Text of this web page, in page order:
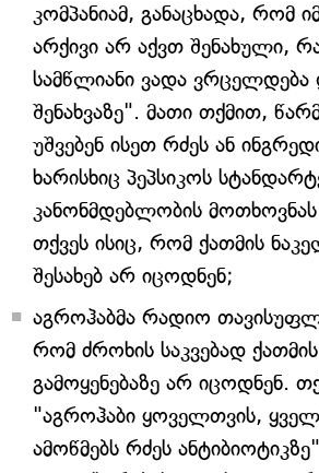
კომპანიამ, განაცხადა, რომ
არქივი არ აქვთ შენახული,
სამწლიანი ვადა ვრცელდება
შენახვაზე". მათი თქმით,
უშვებენ ისეთ რძეს ან
ხარისხიც პეპსიკოს
კანონმდებლობის მოთხოვნას
თქვეს ისიც, რომ ქათმის
შესახებ არ იცოდნენ;
აგროჰაბმა რადიო
რომ ძროხის საკვებად
გამოყენებაზე არ იცოდნენ.
"აგროჰაბი ყოველთვის,
ამოწმებს რძეს